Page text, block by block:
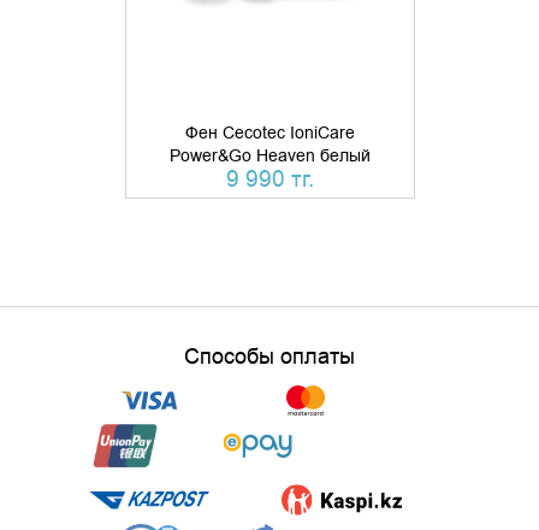
Фен Cecotec IoniCare
Power&Go Heaven белый
9 990 тг.
Способы оплаты